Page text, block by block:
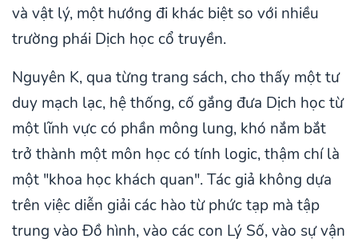
và vật lý, một hướng đi khác biệt so với nhiều
trường phái Dịch học cổ truyền.
Nguyên K, qua từng trang sách, cho thấy một tư
duy mạch lạc, hệ thống, cố gắng đưa Dịch học từ
một lĩnh vực có phần mông lung, khó nắm bắt
trở thành một môn học có tính logic, thậm chí là
một "khoa học khách quan". Tác giả không dựa
trên việc diễn giải các hào từ phức tạp mà tập
trung vào Đồ hình, vào các con Lý Số, vào sự vận